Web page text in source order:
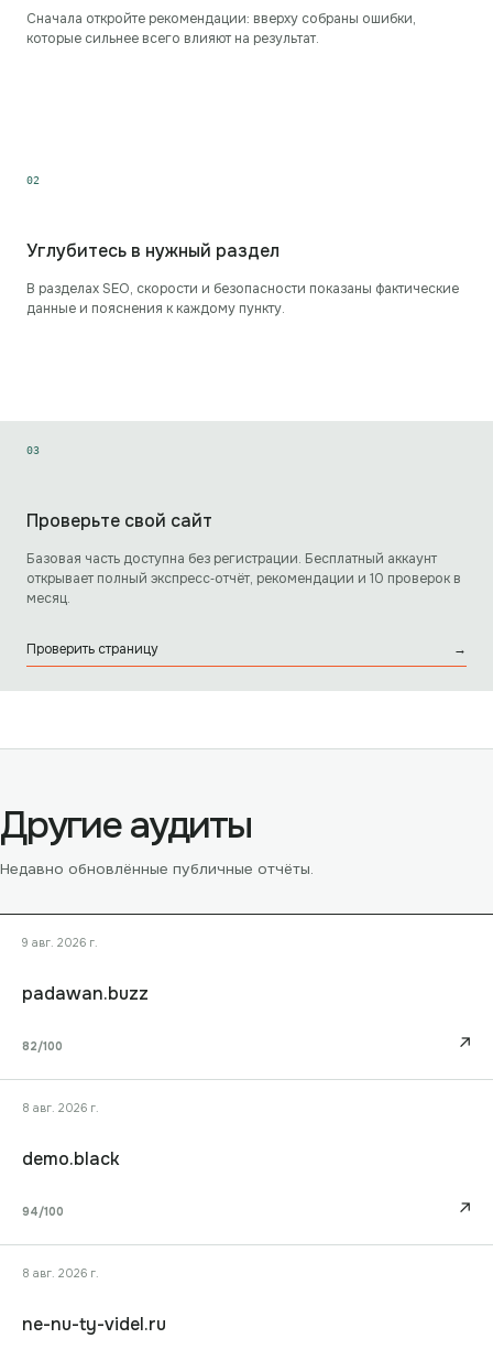
Сначала откройте рекомендации: вверху собраны ошибки,
которые сильнее всего влияют на результат.
02
Углубитесь в нужный раздел
В разделах SEO, скорости и безопасности показаны фактические
данные и пояснения к каждому пункту.
03
Проверьте свой сайт
Базовая часть доступна без регистрации. Бесплатный аккаунт
открывает полный экспресс‑отчёт, рекомендации и 10 проверок в
месяц.
Проверить страницу →
Другие аудиты
Недавно обновлённые публичные отчёты.
9 авг. 2026 г.
padawan.buzz
82/100 ↗
8 авг. 2026 г.
demo.black
94/100 ↗
8 авг. 2026 г.
ne-nu-ty-videl.ru